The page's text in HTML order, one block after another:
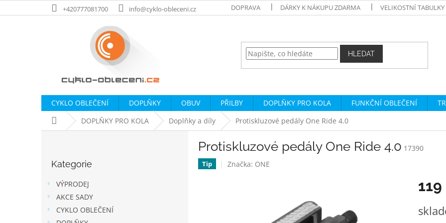
na
+420777081700 info@cyklo-obleceni.cz DOPRAVA DÁRKY K NÁKUPU ZDARMA VELIKOSTNÍ TABULKY
HLEDAT
CYKLO OBLEČENÍ DOPLŇKY OBUV PŘILBY DOPLŇKY PRO KOLA FUNKČNÍ OBLEČENÍ
Domů DOPLŇKY PRO KOLA Doplňky a díly Protiskluzové pedály One Ride 4.0
kategorie
Kategorie
VÝPRODEJ
AKCE SADY
CYKLO OBLEČENÍ
Protiskluzové pedály One Ride 4.0 17390
Tip Značka: ONE
119
cena: